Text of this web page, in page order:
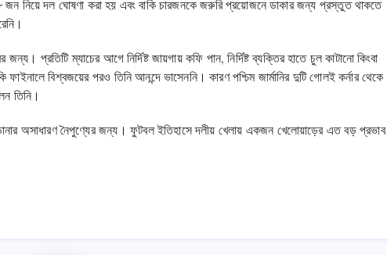
জন নিয়ে দল ঘোষণা করা হয় এবং বাকি চারজনকে জরুরি প্রয়োজনে ডাকার জন্য প্রস্তুত থাকতে
প্রতিটি ম্যাচের আগে নির্দিষ্ট জায়গায় কফি পান, নির্দিষ্ট ব্যক্তির হাতে চুল কাটানো কিংবা
ফাইনালে বিশ্বজয়ের পরও তিনি আনন্দে ভাসেননি। কারণ পশ্চিম জার্মানির দুটি গোলই কর্নার থেকে
তিনি।
অসাধারণ নৈপুণ্যের জন্য। ফুটবল ইতিহাসে দলীয় খেলায় একজন খেলোয়াড়ের এত বড় প্রভাব